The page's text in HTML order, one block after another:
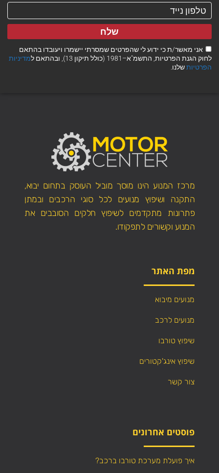
אני מאשר/ת כי ידוע לי שהפרטים שמסרתי יישמרו ויעובדו בהתאם
לחוק הגנת הפרטיות, התשמ"א–1981 (כולל תיקון 13), ובהתאם ל
מדיניות
הפרטיותשלנו.
שלח
מרכז המנוע הינו מוסך מוביל העוסק בתחום יבוא,
התקנה ושיפוץ מנועים לכל סוגי הרכבים ובמתן
פתרונות מתקדמים לשיפוץ חלקים הסובבים את
המנוע וקשורים לתפקודו.
מפת האתר
מנועים מיבוא
מנועים לרכב
שיפוץ טורבו
שיפוץ אינג'קטורים
צור קשר
פוסטים אחרונים
איך פועלת מערכת טורבו ברכב?